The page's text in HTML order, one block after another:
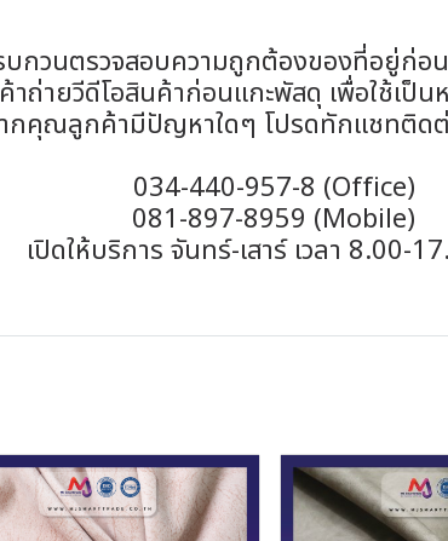
บกวนตรวจสอบความถูกต้องของที่อยู่ก่อ
ถ่ายวีดีโอสินค้าก่อนแกะพัสดุ เพื่อใช้เป็น
กคุณลูกค้ามีปัญหาใดๆ โปรดทักแชทติดต่
034-440-957-8 (Office)
081-897-8959 (Mobile)
เปิดให้บริการ จันทร์-เสาร์ เวลา 8.00-